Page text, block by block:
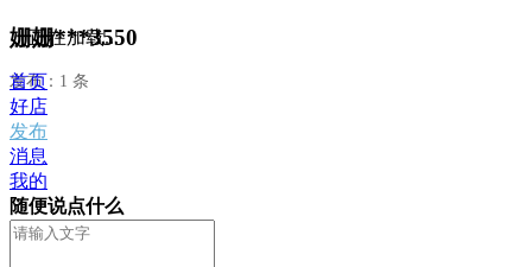
姗姗***3550
发布：1 条
正在加载...
首页
好店
发布
消息
我的
随便说点什么